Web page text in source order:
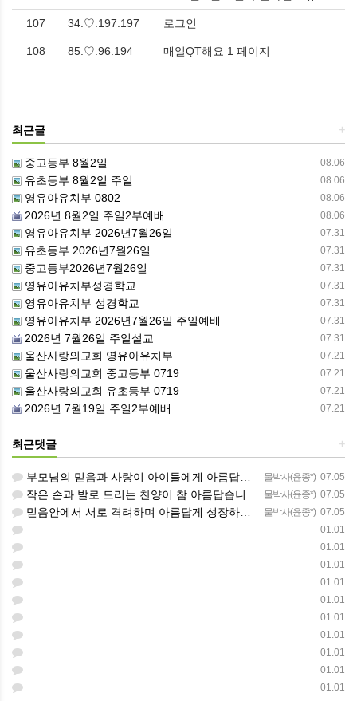
107 34.♡.197.197 로그인
108 85.♡.96.194 매일QT해요 1 페이지
+
최근글
08.06
중고등부 8월2일
08.06
유초등부 8월2일 주일
08.06
영유아유치부 0802
08.06
2026년 8월2일 주일2부예배
07.31
영유아유치부 2026년7월26일
07.31
유초등부 2026년7월26일
07.31
중고등부2026년7월26일
07.31
영유아유치부성경학교
07.31
영유아유치부 성경학교
07.31
영유아유치부 2026년7월26일 주일예배
07.31
2026년 7월26일 주일설교
07.21
울산사랑의교회 영유아유치부
07.21
울산사랑의교회 중고등부 0719
07.21
울산사랑의교회 유초등부 0719
07.21
2026년 7월19일 주일2부예배
+
최근댓글
물박사(윤종*) 07.05
부모님의 믿음과 사랑이 아이들에게 아름답게 이어지길 축복합니다
물박사(윤종*) 07.05
작은 손과 발로 드리는 찬양이 참 아름답습니다 하나님의 사랑이 늘 함께하길 기도합니다
물박사(윤종*) 07.05
믿음안에서 서로 격려하며 아름답게 성장하는 중고등부가 되길 응원합니다
01.01
01.01
01.01
01.01
01.01
01.01
01.01
01.01
01.01
01.01